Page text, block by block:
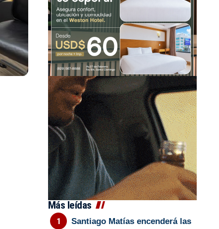
Más leídas
Santiago Matías encenderá las